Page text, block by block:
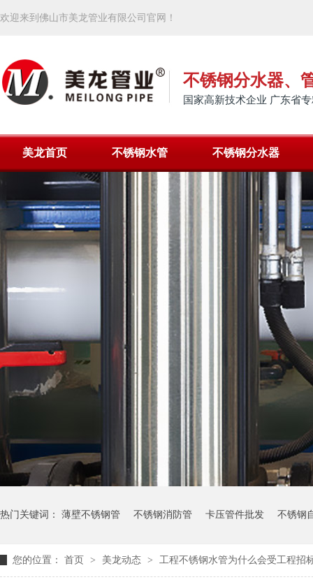
欢迎来到佛山市美龙管业有限公司官网！
不锈钢分水器、
国家高新技术企业 广东省
美龙首页 不锈钢水管 不锈钢分水器
热门关键词： 薄壁不锈钢管 不锈钢消防管 卡压管件批发 不锈钢
您的位置： 首页 > 美龙动态 > 工程不锈钢水管为什么会受工程招